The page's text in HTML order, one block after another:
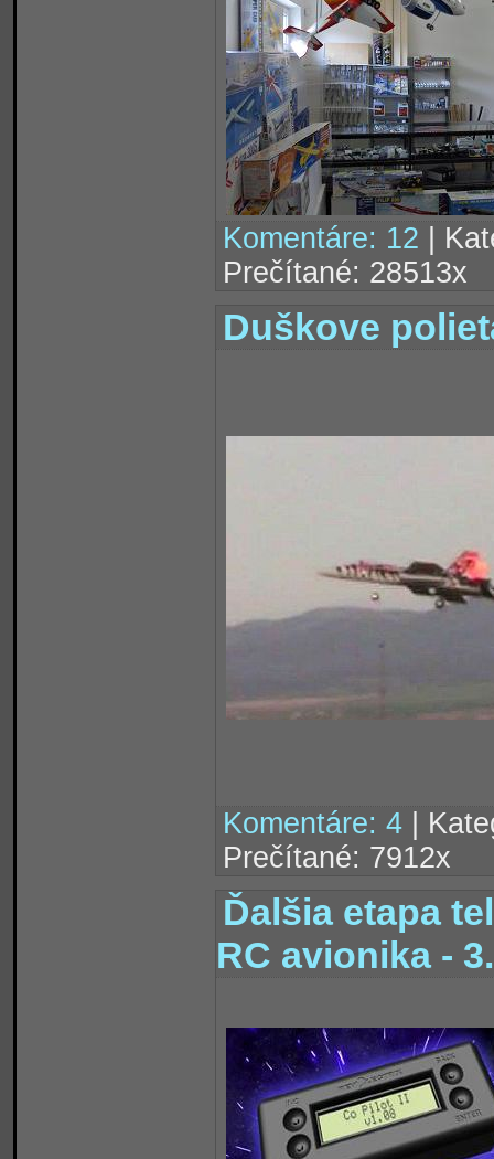
Komentáre: 12 |
Prečítané: 28513x
Duškove
Komentáre: 4 |
Prečítané: 7912x
Ďalšia etapa
RC avionika -